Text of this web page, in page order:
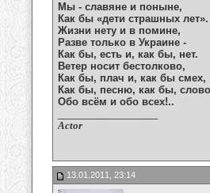
Мы - славяне и поныне,
Как бы «дети страшных лет».
Жизни нету и в помине,
Разве только в Украине -
Как бы, есть и, как бы, нет.
Ветер носит бестолково,
Как бы, плач и, как бы смех,
Как бы, песню, как бы, слово
Обо всём и обо всех!..
Actor
13.01.2011, 23:14